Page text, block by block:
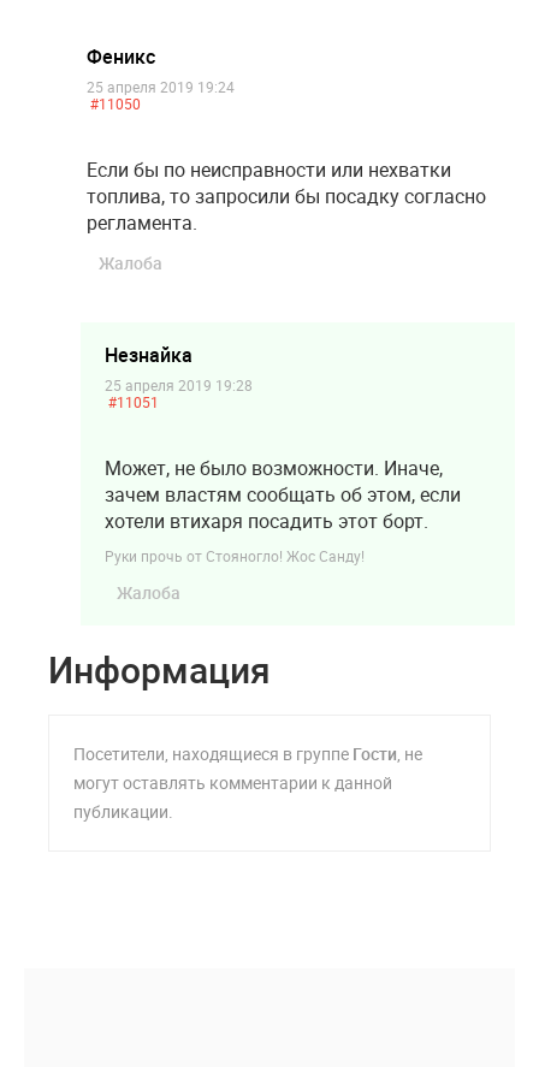
Феникс
25 апреля 2019 19:24
#11050
Если бы по неисправности или нехватки
топлива, то запросили бы посадку согласно
регламента.
Жалоба
Незнайка
25 апреля 2019 19:28
#11051
Может, не было возможности. Иначе,
зачем властям сообщать об этом, если
хотели втихаря посадить этот борт.
Руки прочь от Стояногло! Жос Санду!
Жалоба
Информация
Посетители, находящиеся в группе Гости, не
могут оставлять комментарии к данной
публикации.